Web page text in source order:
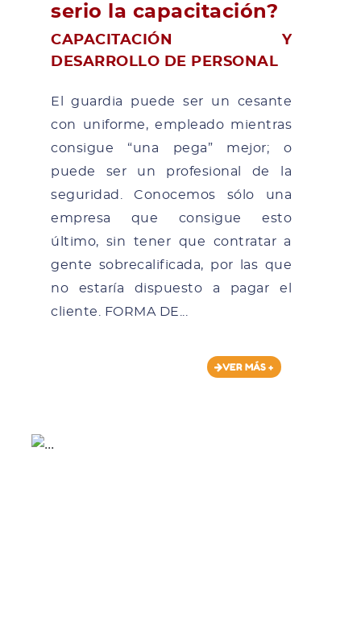
serio la capacitación?
CAPACITACIÓN Y
DESARROLLO DE PERSONAL
El guardia puede ser un cesante
con uniforme, empleado mientras
consigue “una pega” mejor; o
puede ser un profesional de la
seguridad. Conocemos sólo una
empresa que consigue esto
último, sin tener que contratar a
gente sobrecalificada, por las que
no estaría dispuesto a pagar el
cliente. FORMA DE...
VER MÁS +